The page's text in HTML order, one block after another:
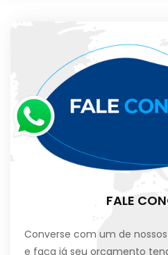
FALE
Converse com um de
e faça já seu orçamento